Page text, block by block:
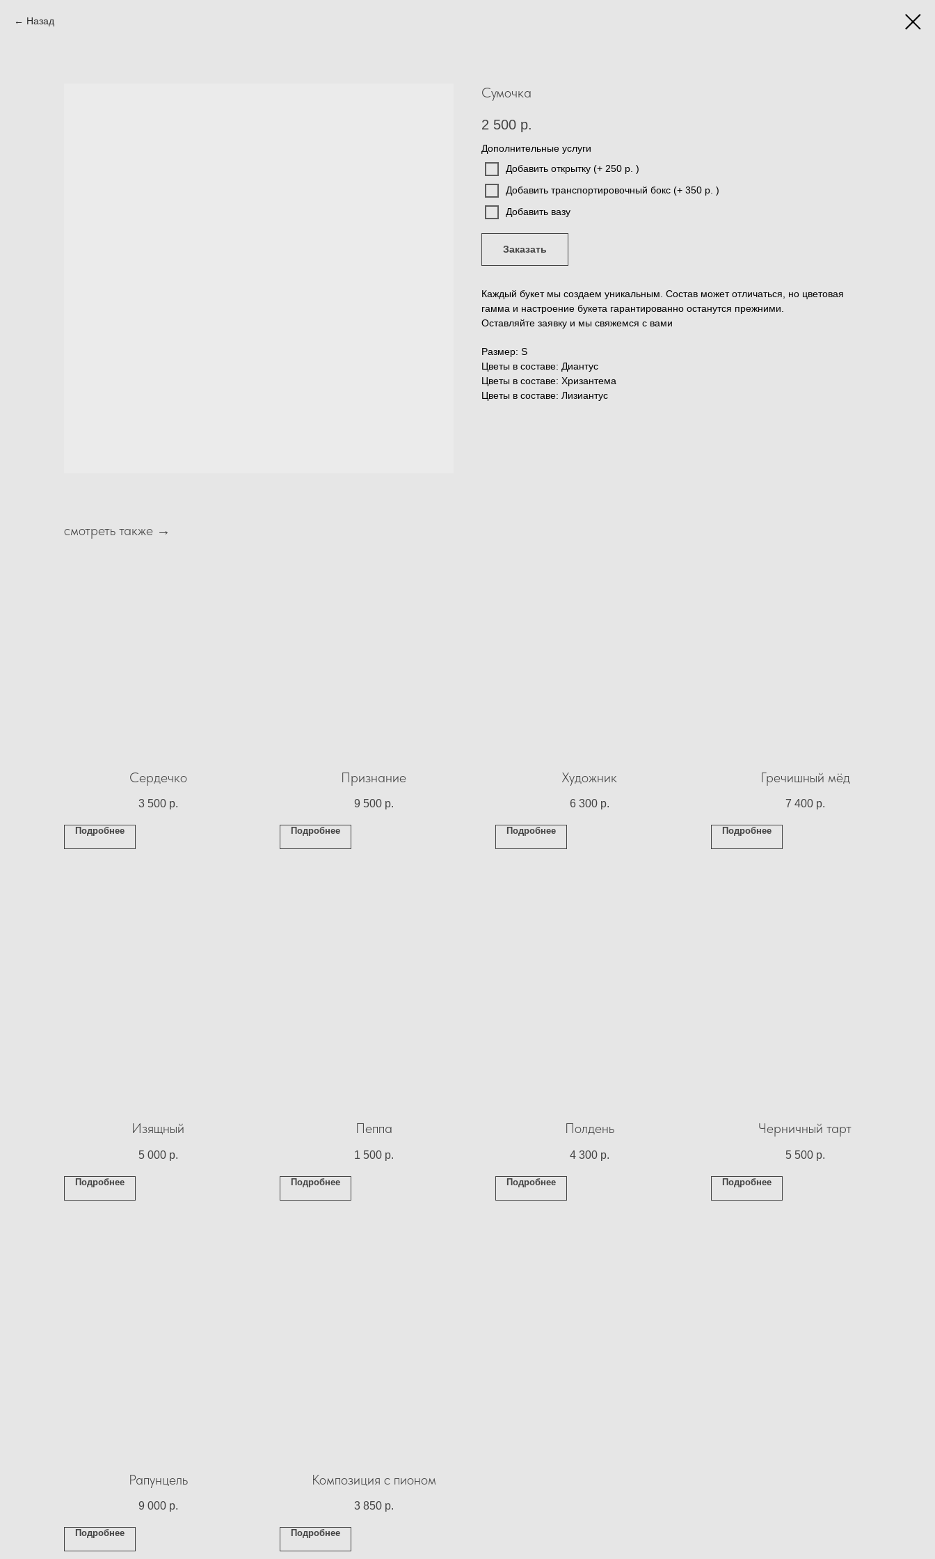
Назад
Сумочка
2 500 р.
Дополнительные услуги
Добавить открытку (+ 250 р. )
Добавить транспортировочный бокс (+ 350 р. )
Добавить вазу
Заказать
Каждый букет мы создаем уникальным. Состав может отличаться, но цветовая
гамма и настроение букета гарантированно останутся прежними.
Оставляйте заявку и мы свяжемся с вами
Размер: S
Цветы в составе: Диантус
Цветы в составе: Хризантема
Цветы в составе: Лизиантус
смотреть также →
Сердечко
3 500 р.
Подробнее
Признание
9 500 р.
Подробнее
Художник
6 300 р.
Подробнее
Гречишный мёд
7 400 р.
Подробнее
Изящный
5 000 р.
Подробнее
Пеппа
1 500 р.
Подробнее
Полдень
4 300 р.
Подробнее
Черничный тарт
5 500 р.
Подробнее
Рапунцель
9 000 р.
Подробнее
Композиция с пионом
3 850 р.
Подробнее